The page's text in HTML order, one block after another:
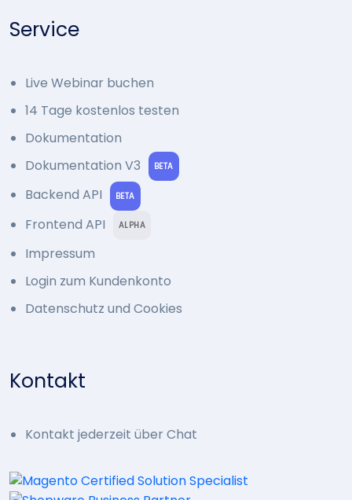
Service
Live Webinar buchen
14 Tage kostenlos testen
Dokumentation
Dokumentation V3
BETA
Backend API BETA
Frontend API ALPHA
Impressum
Login zum Kundenkonto
Datenschutz und Cookies
Kontakt
Kontakt jederzeit über Chat